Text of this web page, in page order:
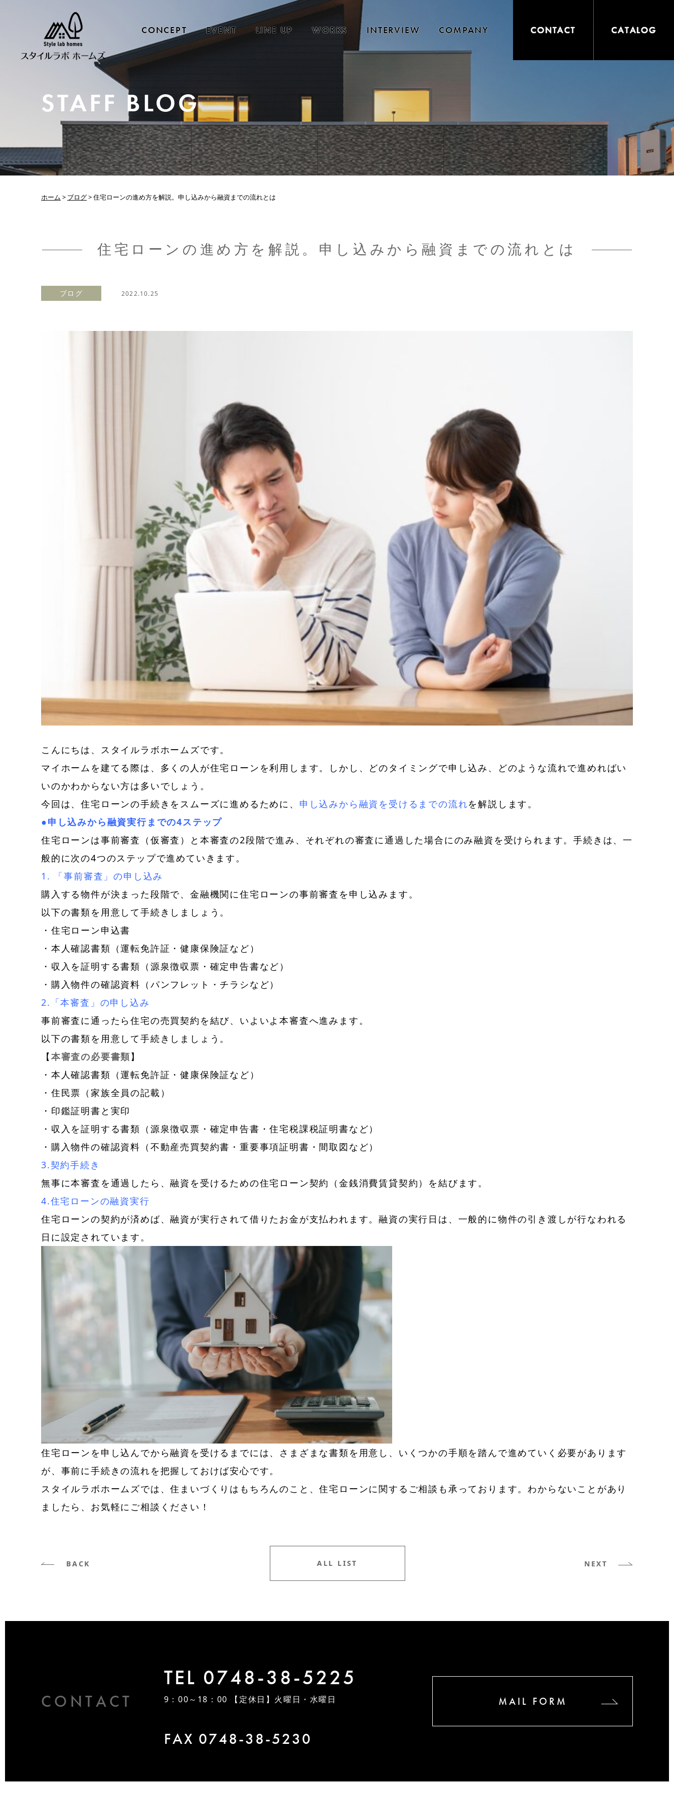
CONCEPT EVENT LINE UP WORKS INTERVIEW COMPANY CONTACT CATALOG
STAFF BLOG
ホーム > ブログ>住宅ローンの進め方を解説。申し込みから融資までの流れとは
住宅ローンの進め方を解説。申し込みから融資までの流れとは
ブログ 2022.10.25
こんにちは、スタイルラボホームズです。
マイホームを建てる際は、多くの人が住宅ローンを利用します。しかし、どのタイミングで申し込み、どのような流れで進めればい
いのかわからない方は多いでしょう。
今回は、住宅ローンの手続きをスムーズに進めるために、 申し込みから融資を受けるまでの流れを解説します。
●申し込みから融資実行までの4ステップ
住宅ローンは事前審査（仮審査）と本審査の2段階で進み、それぞれの審査に通過した場合にのみ融資を受けられます。手続きは、一
般的に次の4つのステップで進めていきます。
1. 「事前審査」の申し込み
購入する物件が決まった段階で、金融機関に住宅ローンの事前審査を申し込みます。
以下の書類を用意して手続きしましょう。
・住宅ローン申込書
・本人確認書類（運転免許証・健康保険証など）
・収入を証明する書類（源泉徴収票・確定申告書など）
・購入物件の確認資料（パンフレット・チラシなど）
2.「本審査」の申し込み
事前審査に通ったら住宅の売買契約を結び、いよいよ本審査へ進みます。
以下の書類を用意して手続きしましょう。
【本審査の必要書類】
・本人確認書類（運転免許証・健康保険証など）
・住民票（家族全員の記載）
・印鑑証明書と実印
・収入を証明する書類（源泉徴収票・確定申告書・住宅税課税証明書など）
・購入物件の確認資料（不動産売買契約書・重要事項証明書・間取図など）
3.契約手続き
無事に本審査を通過したら、融資を受けるための住宅ローン契約（金銭消費賃貸契約）を結びます。
4.住宅ローンの融資実行
住宅ローンの契約が済めば、融資が実行されて借りたお金が支払われます。融資の実行日は、一般的に物件の引き渡しが行なわれる
日に設定されています。
住宅ローンを申し込んでから融資を受けるまでには、さまざまな書類を用意し、いくつかの手順を踏んで進めていく必要があります
が、事前に手続きの流れを把握しておけば安心です。
スタイルラボホームズでは、住まいづくりはもちろんのこと、住宅ローンに関するご相談も承っております。わからないことがあり
ましたら、お気軽にご相談ください！
BACK ALL LIST NEXT
CONTACT
TEL 0748-38-5225
9：00～18：00 【定休日】火曜日・水曜日
FAX 0748-38-5230
MAIL FORM